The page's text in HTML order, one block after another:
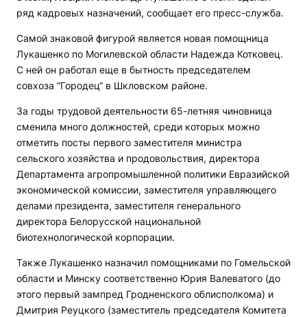
ряд кадровых назначений, сообщает его пресс-служба.
Самой знаковой фигурой является новая помощница
Лукашенко по Могилевской области Надежда Котковец.
С ней он работал еще в бытность председателем
совхоза “Городец“ в Шкловском районе.
За годы трудовой деятельности 65-летняя чиновница
сменила много должностей, среди которых можно
отметить посты первого заместителя министра
сельского хозяйства и продовольствия, директора
Департамента агропромышленной политики Евразийской
экономической комиссии, заместителя управляющего
делами президента, заместителя генерального
директора Белорусской национальной
биотехнологической корпорации.
Также Лукашенко назначил помощниками по Гомельской
области и Минску соответственно Юрия Валеватого (до
этого первый зампред Гродненского облисполкома) и
Дмитрия Реуцкого (заместитель председателя Комитета